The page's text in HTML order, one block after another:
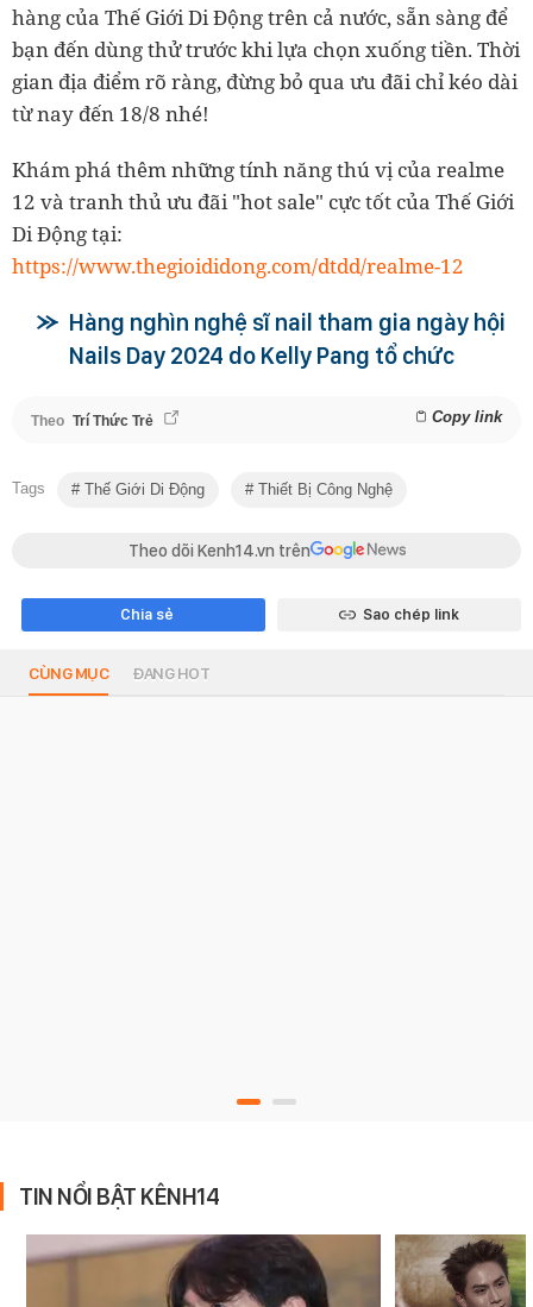
hàng của Thế Giới Di Động trên cả nước, sẵn sàng để
bạn đến dùng thử trước khi lựa chọn xuống tiền. Thời
gian địa điểm rõ ràng, đừng bỏ qua ưu đãi chỉ kéo dài
từ nay đến 18/8 nhé!
Khám phá thêm những tính năng thú vị của realme
12 và tranh thủ ưu đãi "hot sale" cực tốt của Thế Giới
Di Động tại:
https://www.thegioididong.com/dtdd/realme-12
Hàng nghìn nghệ sĩ nail tham gia ngày hội
Nails Day 2024 do Kelly Pang tổ chức
Theo Trí Thức Trẻ Copy link
Tags Thế Giới Di Động Thiết Bị Công Nghệ
Theo dõi Kenh14.vn trên
Chia sẻ Sao chép link
CÙNG MỤC ĐANG HOT
TIN NỔI BẬT KÊNH14